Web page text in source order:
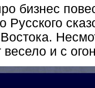
бизнес
Русского
и с